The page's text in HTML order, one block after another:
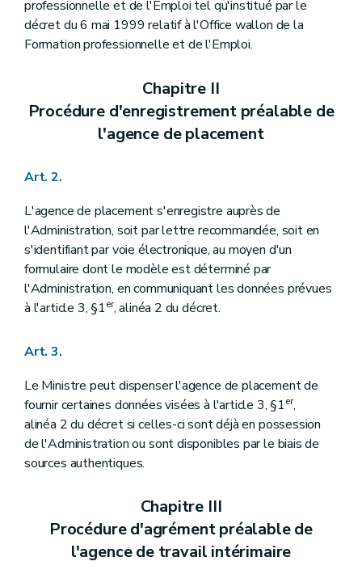
professionnelle et de l'Emploi tel qu'institué par le
décret du 6 mai 1999 relatif à l'Office wallon de la
Formation professionnelle et de l'Emploi.
Chapitre II
Procédure d'enregistrement préalable de
l'agence de placement
Art. 2.
L'agence de placement s'enregistre auprès de
l'Administration, soit par lettre recommandée, soit en
s'identifiant par voie électronique, au moyen d'un
formulaire dont le modèle est déterminé par
l'Administration, en communiquant les données prévues
à l'article 3, §1er, alinéa 2 du décret.
Art. 3.
Le Ministre peut dispenser l'agence de placement de
fournir certaines données visées à l'article 3, §1er,
alinéa 2 du décret si celles-ci sont déjà en possession
de l'Administration ou sont disponibles par le biais de
sources authentiques.
Chapitre III
Procédure d'agrément préalable de
l'agence de travail intérimaire